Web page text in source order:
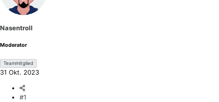
e
Nasentroll
Moderator
Teammitglied
31 Okt. 2023
#1